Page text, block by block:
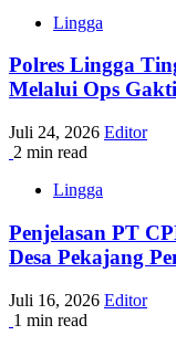
Lingga
Polres Lingga
Melalui Ops
Juli 24, 2026 Editor
2 min read
Lingga
Penjelasan PT
Desa Pekajang
Juli 16, 2026 Editor
1 min read